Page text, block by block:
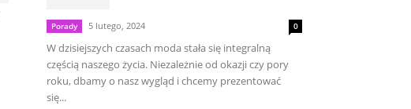
Porady 5 lutego, 2024 0
W dzisiejszych czasach moda stała się integralną
częścią naszego życia. Niezależnie od okazji czy pory
roku, dbamy o nasz wygląd i chcemy prezentować
się...